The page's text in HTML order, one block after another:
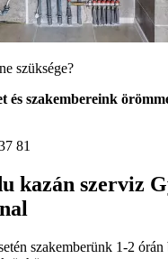
szüksége?
és szakembereink
81
kazán szerviz
szakemberünk 1-2 órán